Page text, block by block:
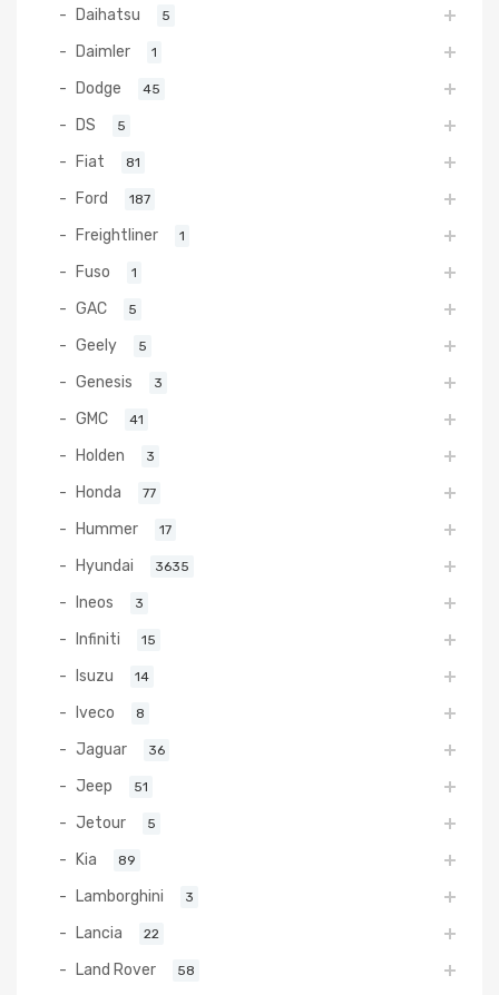
Daihatsu 5
Daimler 1
Dodge 45
DS 5
Fiat 81
Ford 187
Freightliner 1
Fuso 1
GAC 5
Geely 5
Genesis 3
GMC 41
Holden 3
Honda 77
Hummer 17
Hyundai 3635
Ineos 3
Infiniti 15
Isuzu 14
Iveco 8
Jaguar 36
Jeep 51
Jetour 5
Kia 89
Lamborghini 3
Lancia 22
Land Rover 58